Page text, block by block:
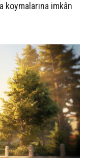
imkân